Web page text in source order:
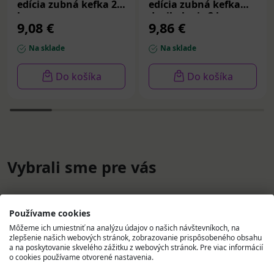
edícia zubná kefka 2
ks
9,08 €
Na sklade
Do košíka
edícia zubná kefka
dvojbalenie 2 ks
9,86 €
Na sklade
Do košíka
Vybrali sme pre vás
Používame cookies
Môžeme ich umiestniť na analýzu údajov o našich návštevníkoch, na
zlepšenie našich webových stránok, zobrazovanie prispôsobeného obsahu
a na poskytovanie skvelého zážitku z webových stránok. Pre viac informácií
o cookies používame otvorené nastavenia.